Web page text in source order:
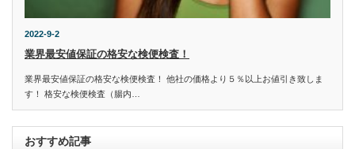
2022-9-2
業界最安値保証の格安な検便検査！
業界最安値保証の格安な検便検査！ 他社の価格より５％以上お値引き致しま
す！ 格安な検便検査（腸内…
おすすめ記事